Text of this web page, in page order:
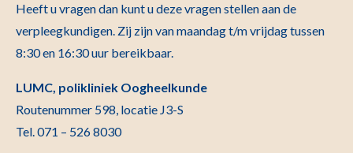
Heeft u vragen dan kunt u deze vragen stellen aan de
verpleegkundigen. Zij zijn van maandag t/m vrijdag tussen
8:30 en 16:30 uur bereikbaar.
LUMC, polikliniek Oogheelkunde
Routenummer 598, locatie J3-S
Tel. 071 – 526 8030